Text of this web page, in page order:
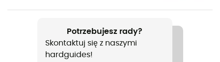
Ciężar
Nazwa produktu
Elastic Bands
Potrzebujesz rady?
Skontaktuj się z naszymi
hardguides!